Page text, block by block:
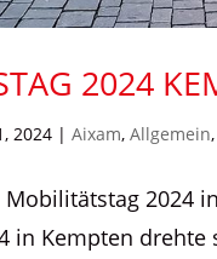
2024
2024 |Aixam,Allgemein
Mobilitätstag 2024
in Kempten